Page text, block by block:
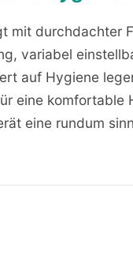
mit durchdachter
variabel
auf Hygiene
eine komfortable
eine rundum